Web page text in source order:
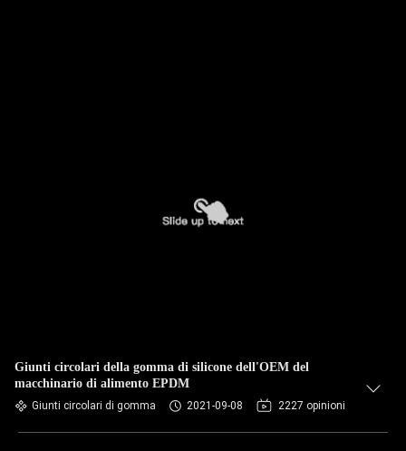
Giunti circolari della gomma di silicone dell'OEM del
macchinario di alimento EPDM
Giunti circolari di gomma 2021-09-08 2227 opinioni